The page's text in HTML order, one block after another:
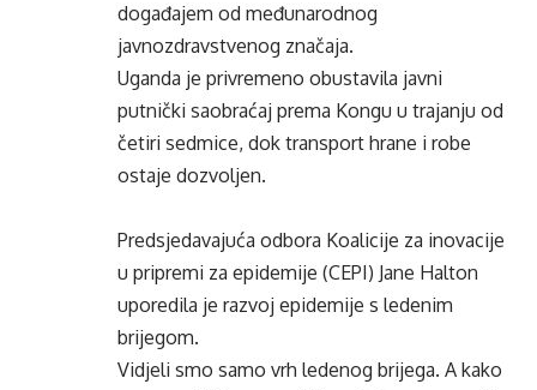
događajem od međunarodnog
javnozdravstvenog značaja.
Uganda je privremeno obustavila javni
putnički saobraćaj prema Kongu u trajanju od
četiri sedmice, dok transport hrane i robe
ostaje dozvoljen.
Predsjedavajuća odbora Koalicije za inovacije
u pripremi za epidemije (CEPI) Jane Halton
uporedila je razvoj epidemije s ledenim
brijegom.
Vidjeli smo samo vrh ledenog brijega. A kako